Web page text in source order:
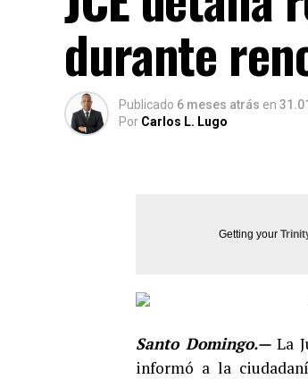
durante
Publicado 6 meses atrás en
Por Carlos L. Lugo
Getting your
Santo Domingo.— La
informó a la